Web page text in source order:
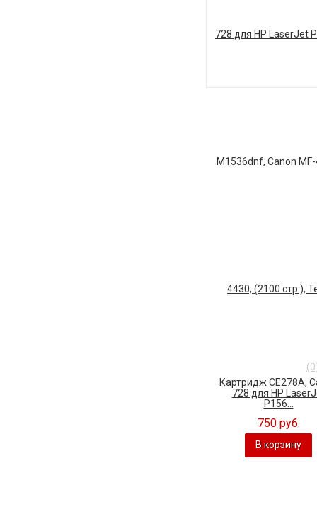
Картридж CE278A,
728 для HP
P156...
750 руб.
В корзину